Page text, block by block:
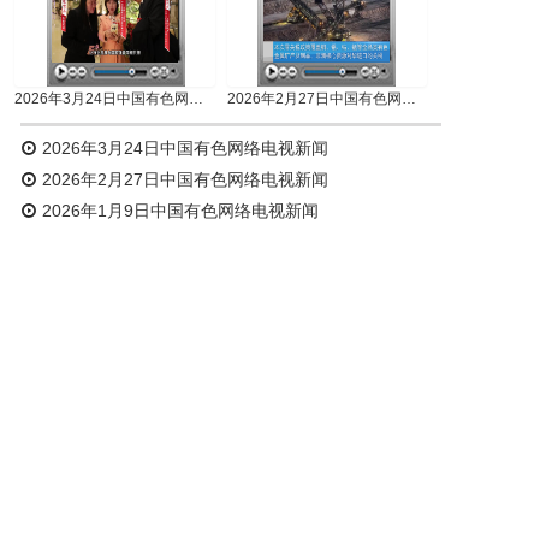
2026年3月24日中国有色网络电视新闻 2026年2月27日中国有色网络电视新闻
2026年3月24日中国有色网络电视新闻
2026年2月27日中国有色网络电视新闻
2026年1月9日中国有色网络电视新闻